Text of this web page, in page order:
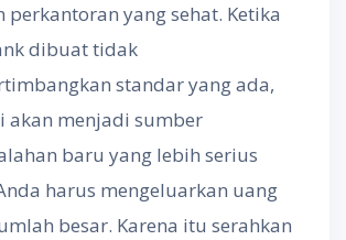
perkantoran yang sehat. Ketika
dibuat tidak
standar yang ada,
akan menjadi sumber
baru yang lebih serius
harus mengeluarkan uang
besar. Karena itu serahkan